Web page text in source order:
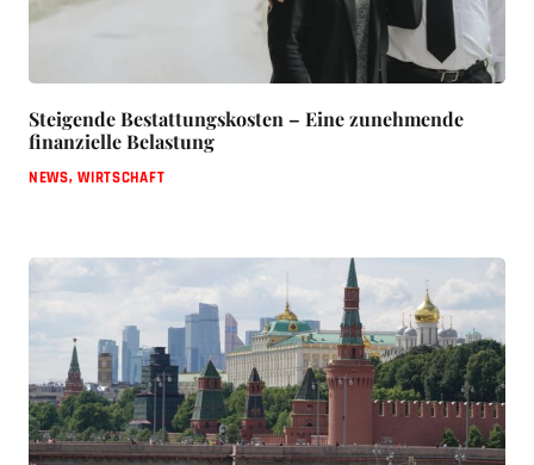
Steigende Bestattungskosten – Eine zunehmende
finanzielle Belastung
NEWS,WIRTSCHAFT